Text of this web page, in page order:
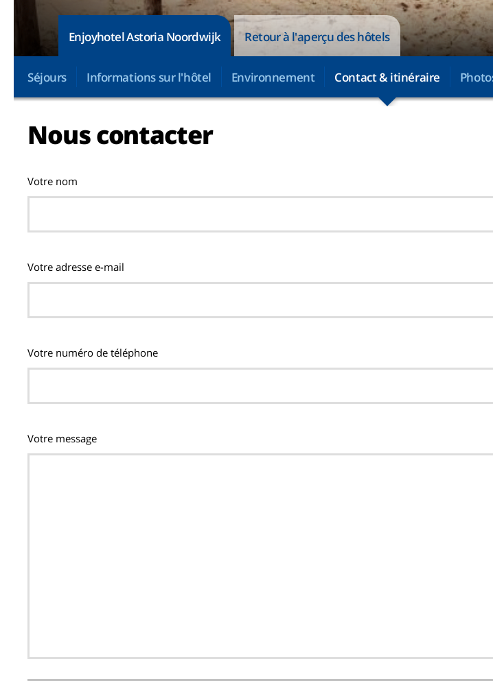
Enjoyhotel Astoria Noordwijk Retour à l'aperçu des hôtels
Séjours Informations sur l'hôtel Environnement Contact & itinéraire
Nous contacter
Votre nom
Votre adresse e-mail
Votre numéro de téléphone
Votre message